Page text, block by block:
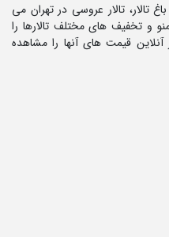
تالار، تالار عروسی در تهران می
و تخفیف های مختلف تالارها را
قیمت های آنها را مشاهده